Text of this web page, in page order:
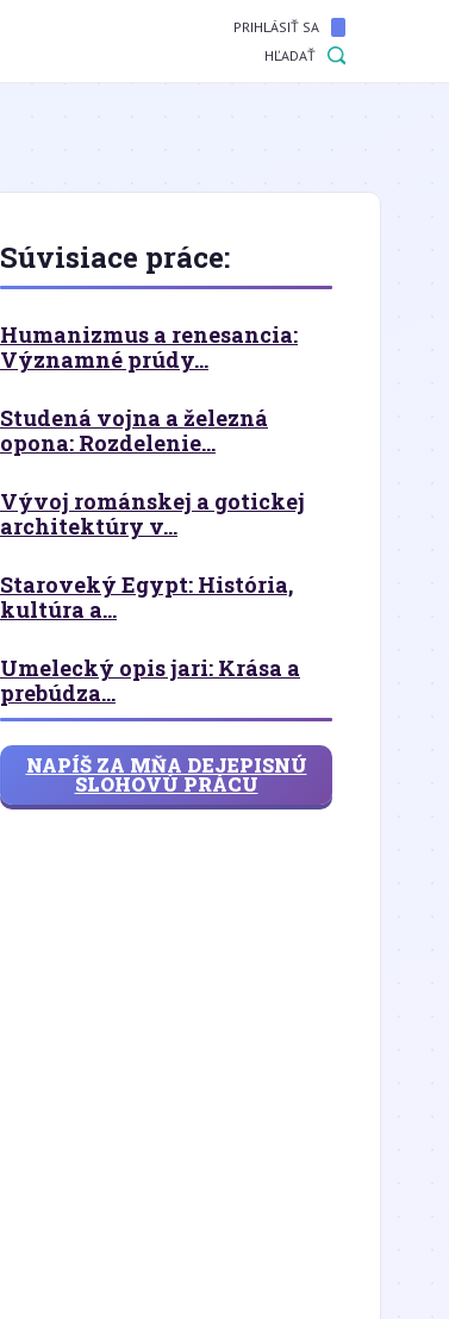
PRIHLÁSIŤ SA
HĽADAŤ
Súvisiace práce:
Humanizmus a renesancia:
Významné prúdy...
Studená vojna a železná
opona: Rozdelenie...
Vývoj románskej a gotickej
architektúry v...
Staroveký Egypt: História,
kultúra a...
Umelecký opis jari: Krása a
prebúdza...
NAPÍŠ ZA MŇA DEJEPISNÚ
SLOHOVÚ PRÁCU